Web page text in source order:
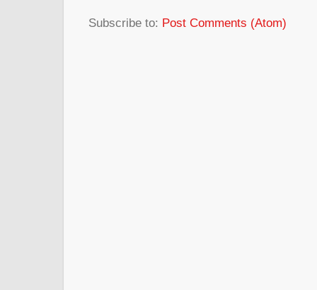
Subscribe to: Post Comments (Atom)